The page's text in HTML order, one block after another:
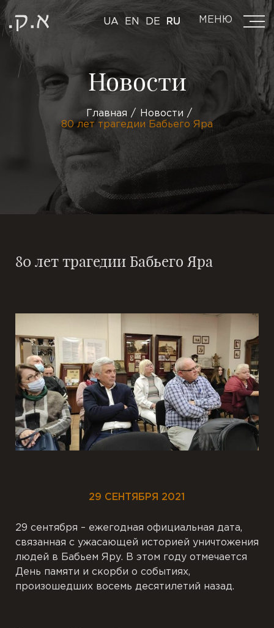
UA EN DE RU МЕНЮ
Новости
Главная
Новости
80 лет трагедии Бабьего Яра
80 лет трагедии Бабьего Яра
29 СЕНТЯБРЯ 2021
29 сентября – ежегодная официальная дата,
связанная с ужасающей историей уничтожения
людей в Бабьем Яру. В этом году отмечается
День памяти и скорби о событиях,
произошедших восемь десятилетий назад.